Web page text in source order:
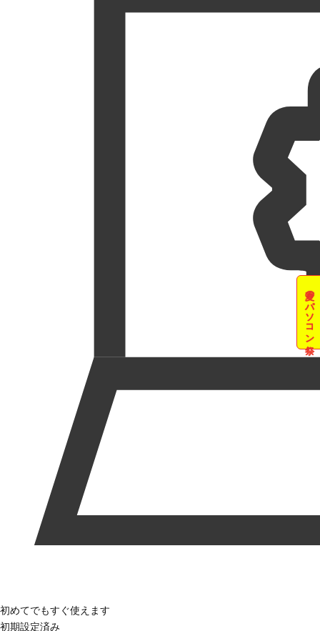
夏のパソコン祭
初めてでもすぐ使えます
初期設定済み